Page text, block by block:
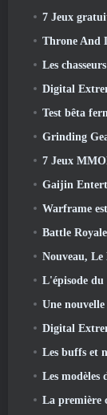
7 Jeux
Throne And
Les chasseurs
Digital
Test bêta fermé
Grinding
7 Jeux
Gaijin Entertainment
Warframe est
Battle Royale DeGen Rivals,
Nouveau, Le MMO
L'épisode du 16e
Une nouvelle
Digital Extremes
Les buffs et
Les modèles de mode
La première